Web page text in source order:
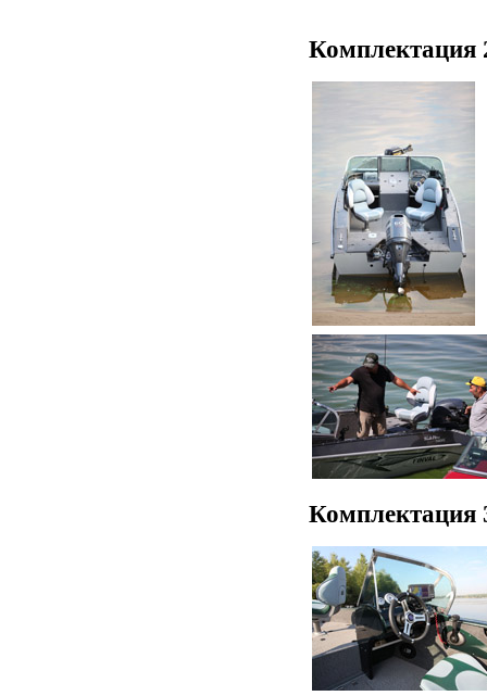
Комплектация
Комплектация